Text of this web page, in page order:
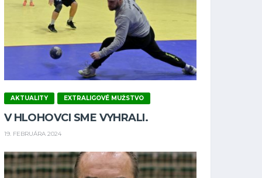
AKTUALITY EXTRALIGOVÉ MUŽSTVO
V HLOHOVCI SME VYHRALI.
19. FEBRUÁRA 2024